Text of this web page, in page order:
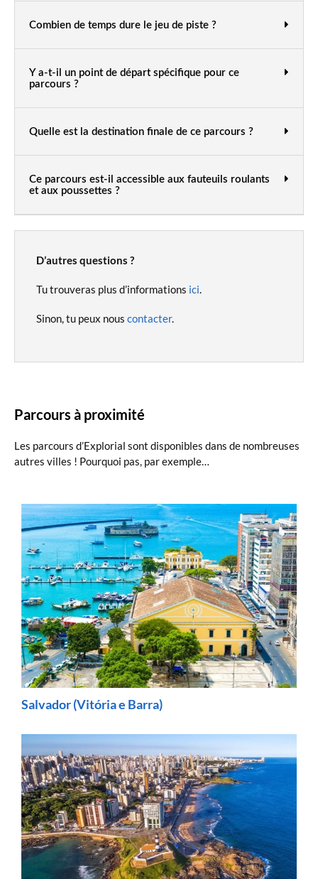
Combien de temps dure le jeu de piste ?
Y a-t-il un point de départ spécifique pour ce
parcours ?
Quelle est la destination finale de ce parcours ?
Ce parcours est-il accessible aux fauteuils roulants
et aux poussettes ?
D’autres questions ?
Tu trouveras plus d’informations ici.
Sinon, tu peux nous contacter.
Parcours à proximité
Les parcours d’Explorial sont disponibles dans de nombreuses
autres villes ! Pourquoi pas, par exemple…
Salvador (Vitória e Barra)